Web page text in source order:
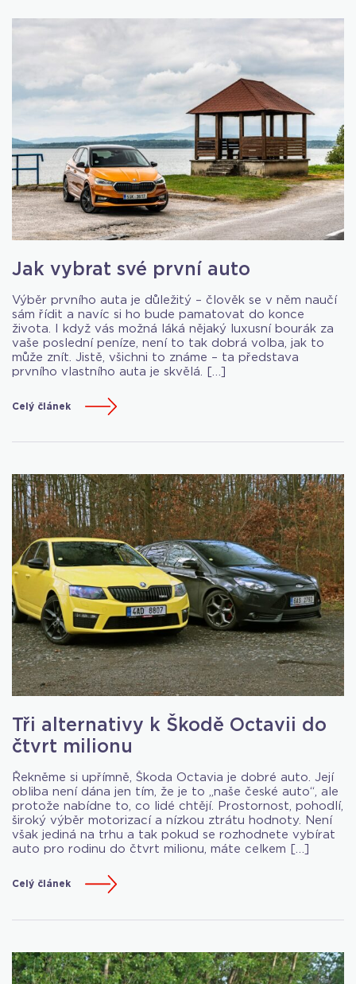
Jak vybrat své první auto
Výběr prvního auta je důležitý – člověk se v něm naučí
sám řídit a navíc si ho bude pamatovat do konce
života. I když vás možná láká nějaký luxusní bourák za
vaše poslední peníze, není to tak dobrá volba, jak to
může znít. Jistě, všichni to známe – ta představa
prvního vlastního auta je skvělá. […]
Celý článek
Tři alternativy k Škodě Octavii do
čtvrt milionu
Řekněme si upřímně, Škoda Octavia je dobré auto. Její
obliba není dána jen tím, že je to „naše české auto“, ale
protože nabídne to, co lidé chtějí. Prostornost, pohodlí,
široký výběr motorizací a nízkou ztrátu hodnoty. Není
však jediná na trhu a tak pokud se rozhodnete vybírat
auto pro rodinu do čtvrt milionu, máte celkem […]
Celý článek